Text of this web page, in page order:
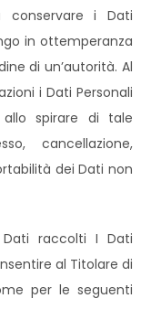
conservare i Dati
in ottemperanza
di un’autorità. Al
i Dati Personali
allo spirare di tale
cancellazione,
dei Dati non
raccolti I Dati
al Titolare di
per le seguenti